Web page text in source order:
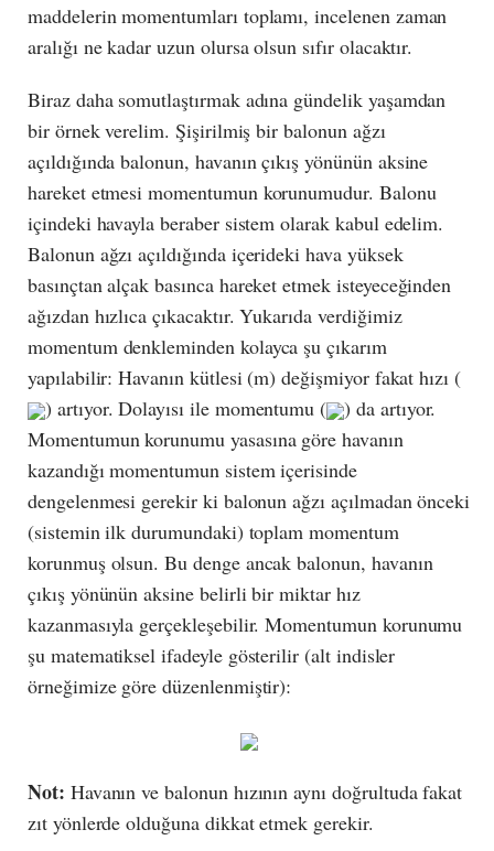
maddelerin momentumları toplamı, incelenen zaman
aralığı ne kadar uzun olursa olsun sıfır olacaktır.
Biraz daha somutlaştırmak adına gündelik yaşamdan
bir örnek verelim. Şişirilmiş bir balonun ağzı
açıldığında balonun, havanın çıkış yönünün aksine
hareket etmesi momentumun korunumudur. Balonu
içindeki havayla beraber sistem olarak kabul edelim.
Balonun ağzı açıldığında içerideki hava yüksek
basınçtan alçak basınca hareket etmek isteyeceğinden
ağızdan hızlıca çıkacaktır. Yukarıda verdiğimiz
momentum denkleminden kolayca şu çıkarım
yapılabilir: Havanın kütlesi (m) değişmiyor fakat hızı (
) artıyor. Dolayısı ile momentumu (
) da artıyor.
Momentumun korunumu yasasına göre havanın
kazandığı momentumun sistem içerisinde
dengelenmesi gerekir ki balonun ağzı açılmadan önceki
(sistemin ilk durumundaki) toplam momentum
korunmuş olsun. Bu denge ancak balonun, havanın
çıkış yönünün aksine belirli bir miktar hız
kazanmasıyla gerçekleşebilir. Momentumun korunumu
şu matematiksel ifadeyle gösterilir (alt indisler
örneğimize göre düzenlenmiştir):
Not: Havanın ve balonun hızının aynı doğrultuda fakat
zıt yönlerde olduğuna dikkat etmek gerekir.